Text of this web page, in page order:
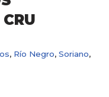
, Río Negro, Soriano,